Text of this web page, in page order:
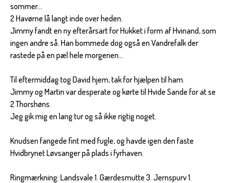
sommer...
2 Havørne lå langt inde over heden.
Jimmy fandt en ny efterårsart for Hukket i form af Hvinand, som
ingen andre så. Han bommede dog også en Vandrefalk der
rastede på en pæl hele morgenen...
Til eftermiddag tog David hjem, tak for hjælpen til ham.
Jimmy og Martin var desperate og kørte til Hvide Sande for at se
2 Thorshøns.
Jeg gik mig en lang tur og så ikke rigtig noget.
Knudsen fangede fint med fugle, og havde igen den faste
Hvidbrynet Løvsanger på plads i fyrhaven.
Ringmærkning: Landsvale 1. Gærdesmutte 3. Jernspurv 1.